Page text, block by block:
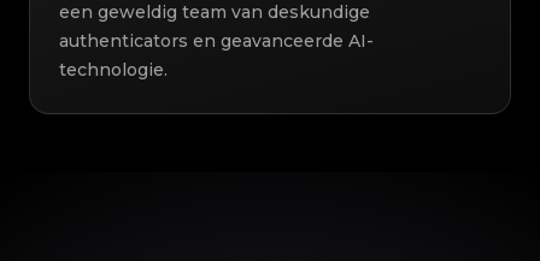
een geweldig team van deskundige
authenticators en geavanceerde AI-
technologie.